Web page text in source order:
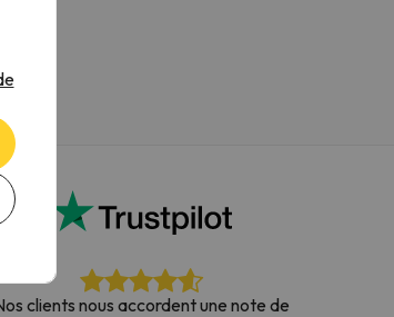
clients nous accordent une note de